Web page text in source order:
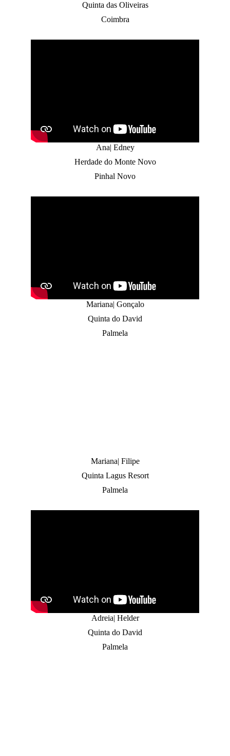
Quinta das Oliveiras
Coimbra
Ana| Edney
Herdade do Monte Novo
Pinhal Novo
Mariana| Gonçalo
Quinta do David
Palmela
Mariana| Filipe
Quinta Lagus Resort
Palmela
Adreia| Helder
Quinta do David
Palmela